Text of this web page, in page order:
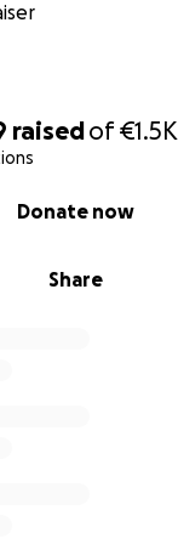
raisedof€1.5K
Share
Donate now